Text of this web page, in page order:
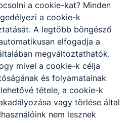
ellenőrzi a kész
jegyzőkönyvben
eredményét kiértékeli, ez
alkatrészt, gépegységet
(csavarkötés,
szakszerűen
a cookie-kat? Minden
a cookie-k
A legtöbb böngésző
elfogadja a
megváltoztathatók.
mivel a cookie-k célja
és folyamatainak
tétele, a cookie-k
vagy törlése által
nem lesznek